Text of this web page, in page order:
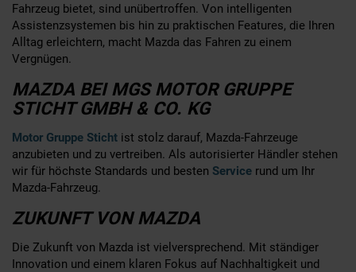
Fahrzeug bietet, sind unübertroffen. Von intelligenten
Assistenzsystemen bis hin zu praktischen Features, die Ihren
Alltag erleichtern, macht Mazda das Fahren zu einem
Vergnügen.
MAZDA BEI MGS MOTOR GRUPPE
STICHT GMBH & CO. KG
Motor Gruppe Sticht ist stolz darauf, Mazda-Fahrzeuge
anzubieten und zu vertreiben. Als autorisierter Händler stehen
wir für höchste Standards und besten Service rund um Ihr
Mazda-Fahrzeug.
ZUKUNFT VON MAZDA
Die Zukunft von Mazda ist vielversprechend. Mit ständiger
Innovation und einem klaren Fokus auf Nachhaltigkeit und